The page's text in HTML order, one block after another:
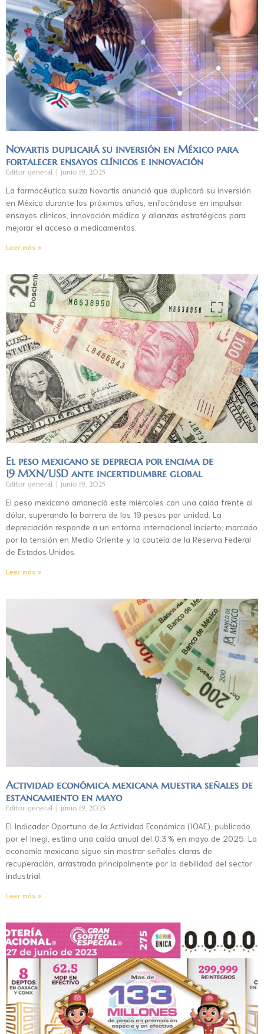
Novartis duplicará su inversión en México para
fortalecer ensayos clínicos e innovación
Editor general junio 19, 2025
La farmacéutica suiza Novartis anunció que duplicará su inversión
en México durante los próximos años, enfocándose en impulsar
ensayos clínicos, innovación médica y alianzas estratégicas para
mejorar el acceso a medicamentos.
Leer más »
El peso mexicano se deprecia por encima de
19 MXN/USD ante incertidumbre global
Editor general junio 19, 2025
El peso mexicano amaneció este miércoles con una caída frente al
dólar, superando la barrera de los 19 pesos por unidad. La
depreciación responde a un entorno internacional incierto, marcado
por la tensión en Medio Oriente y la cautela de la Reserva Federal
de Estados Unidos.
Leer más »
Actividad económica mexicana muestra señales de
estancamiento en mayo
Editor general junio 19, 2025
El Indicador Oportuno de la Actividad Económica (IOAE), publicado
por el Inegi, estima una caída anual del 0.3 % en mayo de 2025. La
economía mexicana sigue sin mostrar señales claras de
recuperación, arrastrada principalmente por la debilidad del sector
industrial.
Leer más »